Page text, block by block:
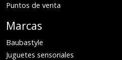
Puntos de venta
Marcas
Baubastyle
Juguetes sensoriales